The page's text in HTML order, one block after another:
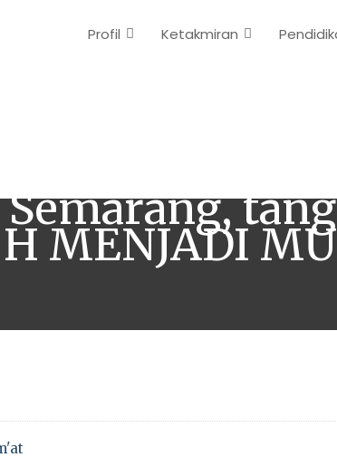
Profil Ketakmiran
di Masjid
H MENJADI